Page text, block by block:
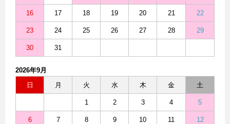
16 17 18 19 20 21 22
23 24 25 26 27 28 29
30 31
2026年9月
日
月 火 水 木 金 土
1 2 3 4 5
6 7 8 9 10 11 12